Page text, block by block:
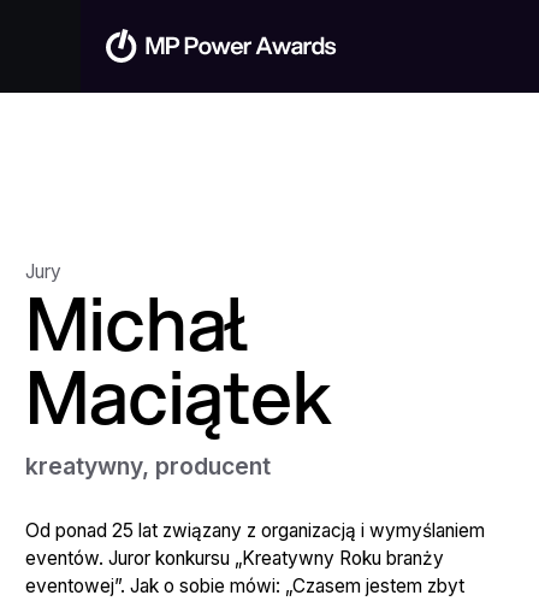
Jury
Michał
Maciątek
kreatywny, producent
Od ponad 25 lat związany z organizacją i wymyślaniem
eventów. Juror konkursu „Kreatywny Roku branży
eventowej”. Jak o sobie mówi: „Czasem jestem zbyt